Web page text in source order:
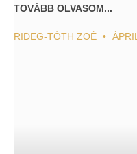
TOVÁBB OLVASOM...
RIDEG-TÓTH ZOÉ